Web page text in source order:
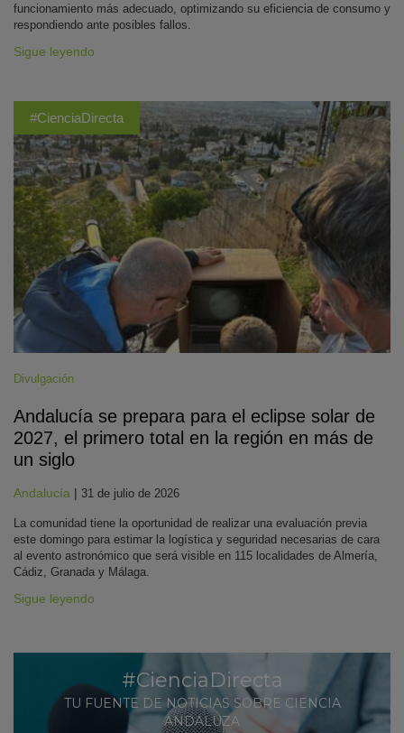
funcionamiento más adecuado, optimizando su eficiencia de consumo y
respondiendo ante posibles fallos.
Sigue leyendo
#CienciaDirecta
Divulgación
Andalucía se prepara para el eclipse solar de
2027, el primero total en la región en más de
un siglo
Andalucía | 31 de julio de 2026
La comunidad tiene la oportunidad de realizar una evaluación previa
este domingo para estimar la logística y seguridad necesarias de cara
al evento astronómico que será visible en 115 localidades de Almería,
Cádiz, Granada y Málaga.
Sigue leyendo
#CienciaDirecta
TU FUENTE DE NOTICIAS SOBRE CIENCIA
ANDALUZA